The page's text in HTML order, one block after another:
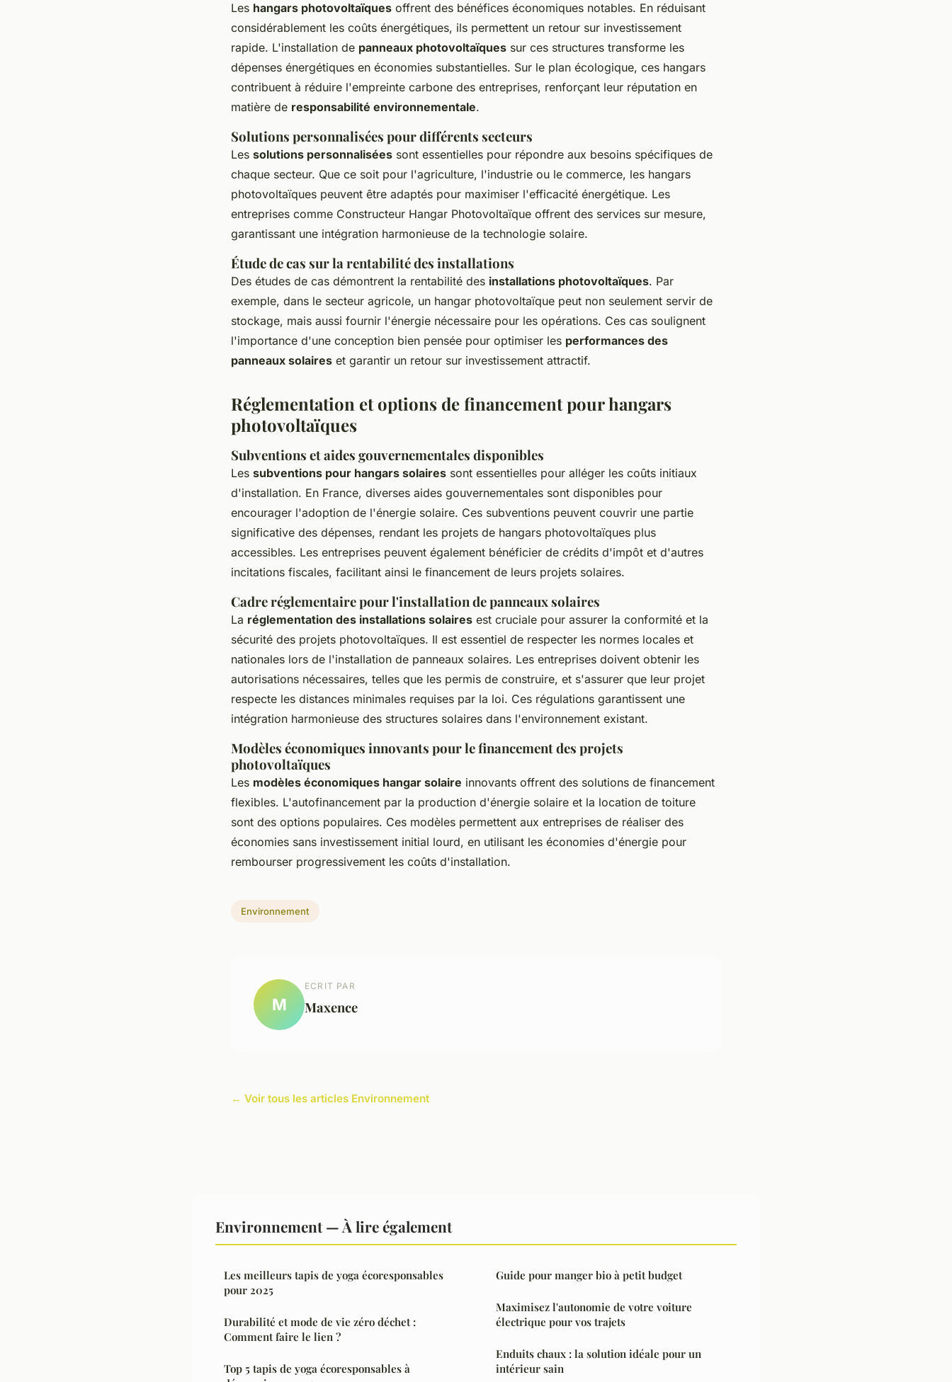
Les hangars photovoltaïques offrent des bénéfices économiques notables. En réduisant
considérablement les coûts énergétiques, ils permettent un retour sur investissement
rapide. L'installation de panneaux photovoltaïques sur ces structures transforme les
dépenses énergétiques en économies substantielles. Sur le plan écologique, ces hangars
contribuent à réduire l'empreinte carbone des entreprises, renforçant leur réputation en
matière de responsabilité environnementale.
Solutions personnalisées pour différents secteurs
Les solutions personnalisées sont essentielles pour répondre aux besoins spécifiques de
chaque secteur. Que ce soit pour l'agriculture, l'industrie ou le commerce, les hangars
photovoltaïques peuvent être adaptés pour maximiser l'efficacité énergétique. Les
entreprises comme Constructeur Hangar Photovoltaïque offrent des services sur mesure,
garantissant une intégration harmonieuse de la technologie solaire.
Étude de cas sur la rentabilité des installations
Des études de cas démontrent la rentabilité des installations photovoltaïques. Par
exemple, dans le secteur agricole, un hangar photovoltaïque peut non seulement servir de
stockage, mais aussi fournir l'énergie nécessaire pour les opérations. Ces cas soulignent
l'importance d'une conception bien pensée pour optimiser les performances des
panneaux solaires et garantir un retour sur investissement attractif.
Réglementation et options de financement pour hangars
photovoltaïques
Subventions et aides gouvernementales disponibles
Les subventions pour hangars solaires sont essentielles pour alléger les coûts initiaux
d'installation. En France, diverses aides gouvernementales sont disponibles pour
encourager l'adoption de l'énergie solaire. Ces subventions peuvent couvrir une partie
significative des dépenses, rendant les projets de hangars photovoltaïques plus
accessibles. Les entreprises peuvent également bénéficier de crédits d'impôt et d'autres
incitations fiscales, facilitant ainsi le financement de leurs projets solaires.
Cadre réglementaire pour l'installation de panneaux solaires
La réglementation des installations solaires est cruciale pour assurer la conformité et la
sécurité des projets photovoltaïques. Il est essentiel de respecter les normes locales et
nationales lors de l'installation de panneaux solaires. Les entreprises doivent obtenir les
autorisations nécessaires, telles que les permis de construire, et s'assurer que leur projet
respecte les distances minimales requises par la loi. Ces régulations garantissent une
intégration harmonieuse des structures solaires dans l'environnement existant.
Modèles économiques innovants pour le financement des projets
photovoltaïques
Les modèles économiques hangar solaire innovants offrent des solutions de financement
flexibles. L'autofinancement par la production d'énergie solaire et la location de toiture
sont des options populaires. Ces modèles permettent aux entreprises de réaliser des
économies sans investissement initial lourd, en utilisant les économies d'énergie pour
rembourser progressivement les coûts d'installation.
Environnement
M
ECRIT PAR
Maxence
← Voir tous les articles Environnement
Environnement — À lire également
Les meilleurs tapis de yoga écoresponsables
pour 2025
Durabilité et mode de vie zéro déchet :
Comment faire le lien ?
Top 5 tapis de yoga écoresponsables à
Guide pour manger bio à petit budget
Maximisez l'autonomie de votre voiture
électrique pour vos trajets
Enduits chaux : la solution idéale pour un
intérieur sain